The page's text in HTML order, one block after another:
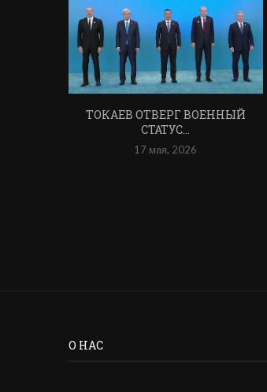
ТОКАЕВ ОТВЕРГ ВОЕННЫЙ
СТАТУС…
17 мая, 2026
О НАС